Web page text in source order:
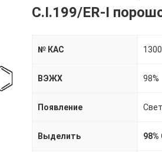
C.I.199/ER-I
№ КАС
ВЭЖХ 98%
Появление
Выделить